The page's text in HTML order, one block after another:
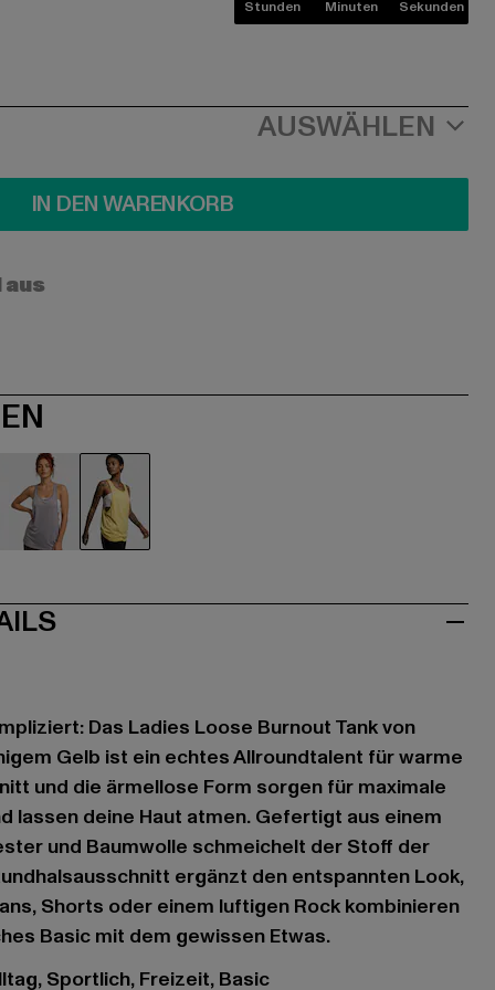
Stunden Minuten Sekunden
AUSWÄHLEN
IN DEN WARENKORB
Das Ladies Loose Burnout Tank von
Gelb ist ein echtes Allroundtalent für warme
und die ärmellose Form sorgen für maximale
lassen deine Haut atmen. Gefertigt aus einem
und Baumwolle schmeichelt der Stoff der
ergänzt den entspannten Look,
Shorts oder einem luftigen Rock kombinieren
Basic mit dem gewissen Etwas.
Sportlich, Freizeit, Basic